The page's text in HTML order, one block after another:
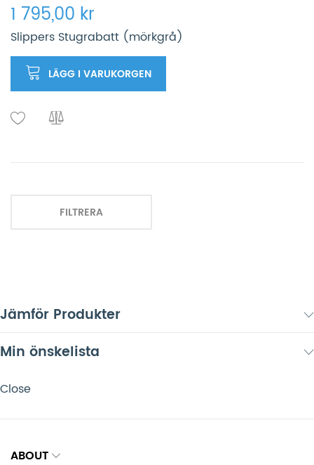
1 795,00 kr
Slippers Stugrabatt (mörkgrå)
LÄGG I VARUKORGEN
FILTRERA
Jämför Produkter
Min önskelista
Close
ABOUT